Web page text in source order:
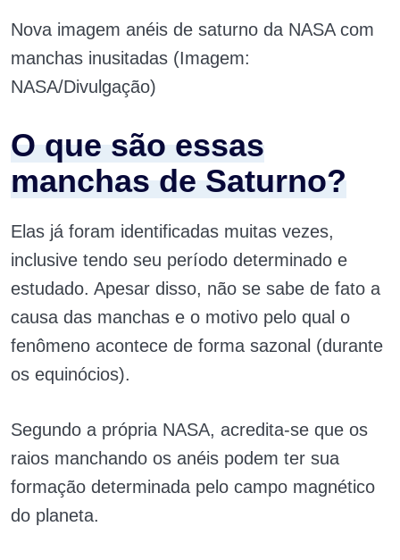
Nova imagem anéis de saturno da NASA com
manchas inusitadas (Imagem:
NASA/Divulgação)
O que são essas
manchas de Saturno?
Elas já foram identificadas muitas vezes,
inclusive tendo seu período determinado e
estudado. Apesar disso, não se sabe de fato a
causa das manchas e o motivo pelo qual o
fenômeno acontece de forma sazonal (durante
os equinócios).
Segundo a própria NASA, acredita-se que os
raios manchando os anéis podem ter sua
formação determinada pelo campo magnético
do planeta.